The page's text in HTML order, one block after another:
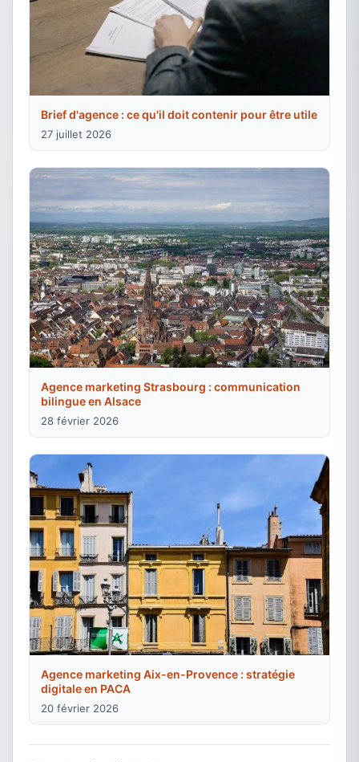
Brief d'agence : ce qu'il doit contenir pour être utile
27 juillet 2026
Agence marketing Strasbourg : communication
bilingue en Alsace
28 février 2026
Agence marketing Aix-en-Provence : stratégie
digitale en PACA
20 février 2026